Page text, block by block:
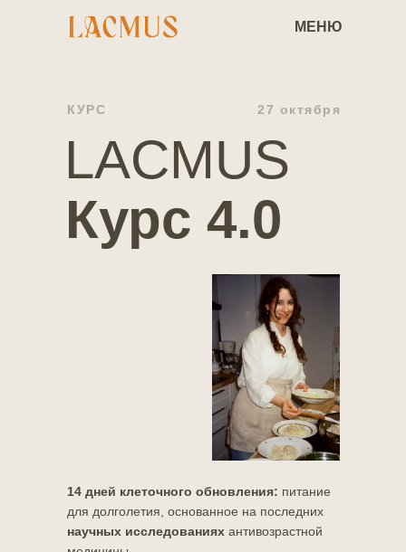
МЕНЮ
LACMUS
Курс 4.0
14 дней клеточного обновления: питание
для долголетия, основанное на последних
научных исследованиях антивозрастной
27 октября
КУРС